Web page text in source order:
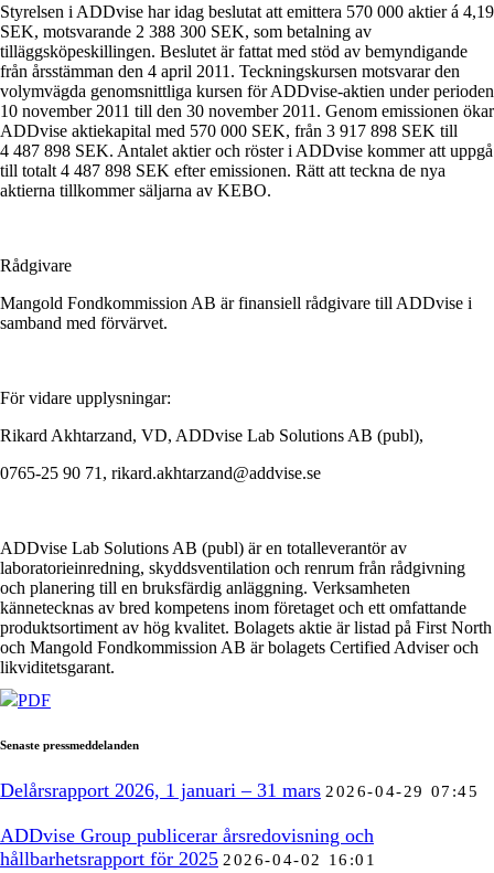
Styrelsen i ADDvise har idag beslutat att emittera 570 000 aktier á 4,19
SEK, motsvarande 2 388 300 SEK, som betalning av
tilläggsköpeskillingen. Beslutet är fattat med stöd av bemyndigande
från årsstämman den 4 april 2011. Teckningskursen motsvarar den
volymvägda genomsnittliga kursen för ADDvise-aktien under perioden
10 november 2011 till den 30 november 2011. Genom emissionen ökar
ADDvise aktiekapital med 570 000 SEK, från 3 917 898 SEK till
4 487 898 SEK. Antalet aktier och röster i ADDvise kommer att uppgå
till totalt 4 487 898 SEK efter emissionen. Rätt att teckna de nya
aktierna tillkommer säljarna av KEBO.
Rådgivare
Mangold Fondkommission AB är finansiell rådgivare till ADDvise i
samband med förvärvet.
För vidare upplysningar:
Rikard Akhtarzand, VD, ADDvise Lab Solutions AB (publ),
0765-25 90 71, rikard.akhtarzand@addvise.se
ADDvise Lab Solutions AB (publ) är en totalleverantör av
laboratorieinredning, skyddsventilation och renrum från rådgivning
och planering till en bruksfärdig anläggning. Verksamheten
kännetecknas av bred kompetens inom företaget och ett omfattande
produktsortiment av hög kvalitet. Bolagets aktie är listad på First North
och Mangold Fondkommission AB är bolagets Certified Adviser och
likviditetsgarant.
PDF
Senaste pressmeddelanden
Delårsrapport 2026, 1 januari – 31 mars 2026-04-29 07:45
ADDvise Group publicerar årsredovisning och
hållbarhetsrapport för 2025 2026-04-02 16:01